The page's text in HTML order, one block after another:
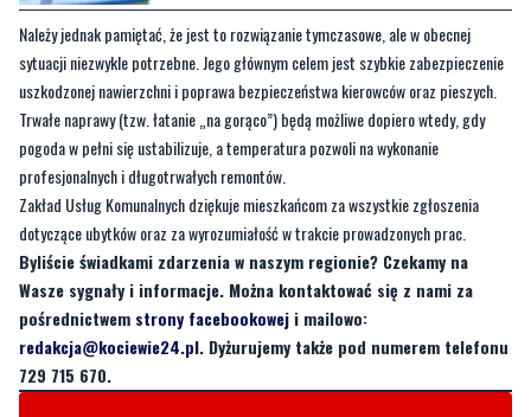
Należy jednak pamiętać, że jest to rozwiązanie tymczasowe, ale w obecnej
sytuacji niezwykle potrzebne. Jego głównym celem jest szybkie zabezpieczenie
uszkodzonej nawierzchni i poprawa bezpieczeństwa kierowców oraz pieszych.
Trwałe naprawy (tzw. łatanie „na gorąco”) będą możliwe dopiero wtedy, gdy
pogoda w pełni się ustabilizuje, a temperatura pozwoli na wykonanie
profesjonalnych i długotrwałych remontów.
Zakład Usług Komunalnych dziękuje mieszkańcom za wszystkie zgłoszenia
dotyczące ubytków oraz za wyrozumiałość w trakcie prowadzonych prac.
Byliście świadkami zdarzenia w naszym regionie? Czekamy na
Wasze sygnały i informacje. Można kontaktować się z nami za
pośrednictwem strony facebookowej i mailowo:
redakcja@kociewie24.pl. Dyżurujemy także pod numerem telefonu
729 715 670.